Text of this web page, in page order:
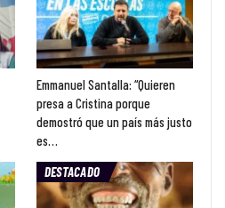
Emmanuel Santalla: “Quieren
presa a Cristina porque
demostró que un país más justo
es…
DESTACADO